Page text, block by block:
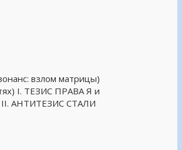
взлом матрицы)
I. ТЕЗИС ПРАВА Я и
АНТИТЕЗИС СТАЛИ